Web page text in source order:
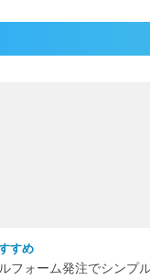
すめ
フォーム発注でシンプ